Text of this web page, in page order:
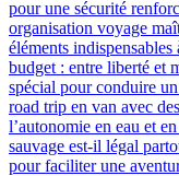
pour une sécurité
organisation voyage
éléments
budget : entre liberté et
spécial pour conduire
road trip en van avec
l’autonomie en eau et
sauvage est-il légal
pour faciliter une